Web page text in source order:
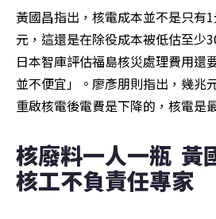
黃國昌指出，核電成本並不是只有
元，這還是在除役成本被低估至少
日本智庫評估福島核災處理費用還
並不便宜」。廖彥朋則指出，幾兆
重啟核電後電費是下降的，核電是
核廢料一人一瓶  黃
核工不負責任專家